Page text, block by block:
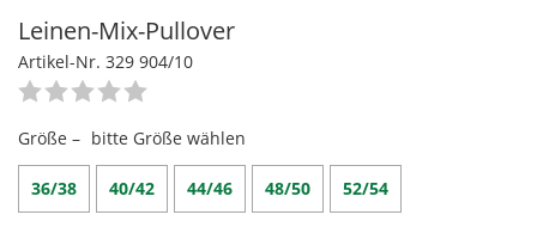
Leinen-Mix-Pullover
Artikel-Nr. 329 904/10
Größe – bitte Größe wählen
36/38 40/42 44/46 48/50 52/54